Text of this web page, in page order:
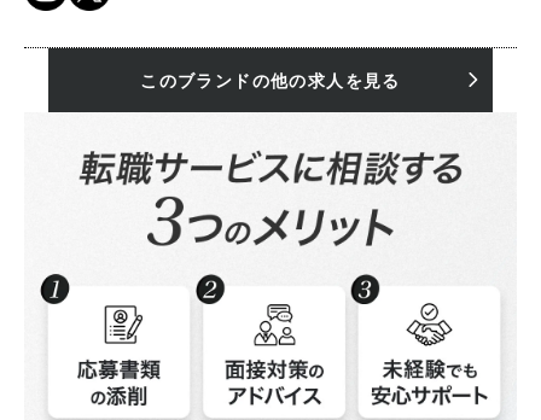
このブランドの他の求人を見る